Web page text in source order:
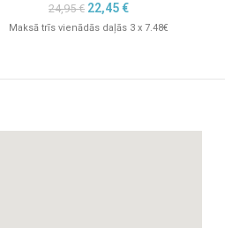
24,95€ 22,45€
Maksā trīs vienādās daļās 3 x 7.48€